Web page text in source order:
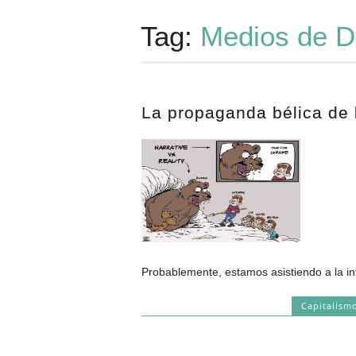
Tag: Medios de
La propaganda bélica de
Probablemente, estamos asistiendo a la